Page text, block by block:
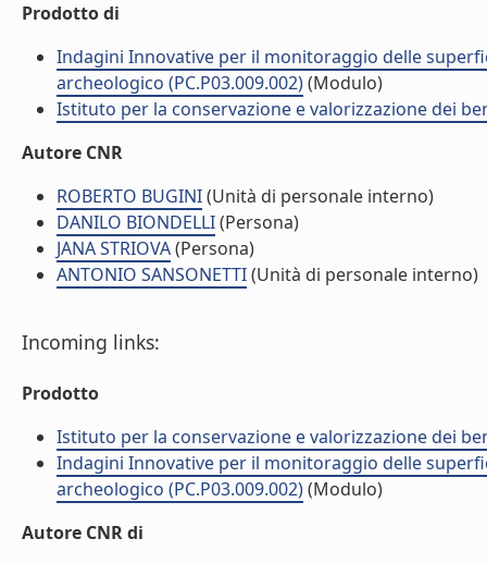
Prodotto di
Indagini Innovative per il monitoraggio delle
archeologico (PC.P03.009.002)(Modulo)
Istituto per la conservazione e valorizzazione dei
Autore CNR
ROBERTO BUGINI(Unità di personale interno)
DANILO BIONDELLI(Persona)
JANA STRIOVA(Persona)
ANTONIO SANSONETTI(Unità di personale interno)
Incoming links:
Prodotto
Istituto per la conservazione e valorizzazione dei
Indagini Innovative per il monitoraggio delle
archeologico (PC.P03.009.002)(Modulo)
Autore CNR di